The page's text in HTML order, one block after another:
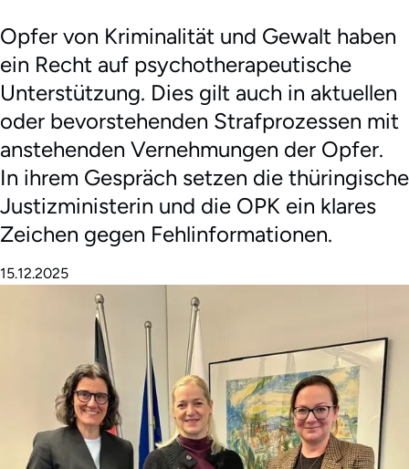
15.12.2025
Opfer von Kriminalität und Gewalt haben
ein Recht auf psychotherapeutische
Unterstützung. Dies gilt auch in aktuellen
oder bevorstehenden Strafprozessen mit
anstehenden Vernehmungen der Opfer.
In ihrem Gespräch setzen die thüringische
Justizministerin und die OPK ein klares
Zeichen gegen Fehlinformationen.